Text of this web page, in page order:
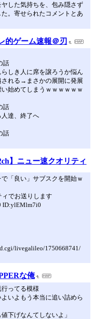
した気持ちを、包み隠さず
。寄せられたコメントとあ
的ゲーム速報＠刃
話
しき人に席を譲ろうか悩ん
れる→まさかの展開に発展
始めてしまうｗｗｗｗｗｗ
話
達、終了へ
話
】ニュー速クオリティ
で「良い」サブスクを開始ｗ
でお送りします
ID:ylEMlm7i0
livegalileo/1750668741/
な俺
行ってる模様
いよもう本当に追い詰めら
下げなんてしないよ」